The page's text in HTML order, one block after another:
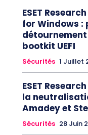
ESET
for Windows :
détournement
bootkit UEFI
Sécurités 1 Juillet
ESET
la
Amadey et
Sécurités 28 Juin